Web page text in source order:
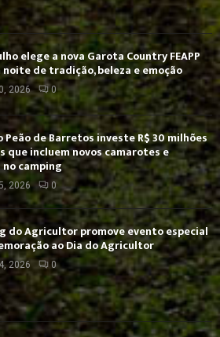
elege a nova Garota Country FEAPP
noite de tradição, beleza e emoção
2026 0
Peão de Barretos investe R$ 30 milhões
que incluem novos camarotes e
no camping
2026 0
do Agricultor promove evento especial
ao Dia do Agricultor
2026 0